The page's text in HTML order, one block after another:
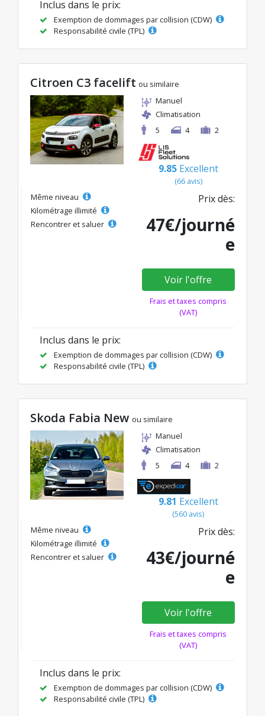
Inclus dans le prix:
Exemption de dommages par collision (CDW)
Responsabilité civile (TPL)
Citroen C3 facelift ou similaire
Manuel
Climatisation
5
4 2
9.85 Excellent
(66 avis)
Même niveau
Kilométrage illimité
Rencontrer et saluer
Prix dès:
47€/journé
e
Voir l'offre
Frais et taxes compris
(VAT)
Inclus dans le prix:
Exemption de dommages par collision (CDW)
Responsabilité civile (TPL)
Skoda Fabia New ou similaire
Manuel
Climatisation
5
4 2
9.81 Excellent
(560 avis)
Même niveau
Kilométrage illimité
Rencontrer et saluer
Prix dès:
43€/journé
e
Voir l'offre
Frais et taxes compris
(VAT)
Inclus dans le prix:
Exemption de dommages par collision (CDW)
Responsabilité civile (TPL)